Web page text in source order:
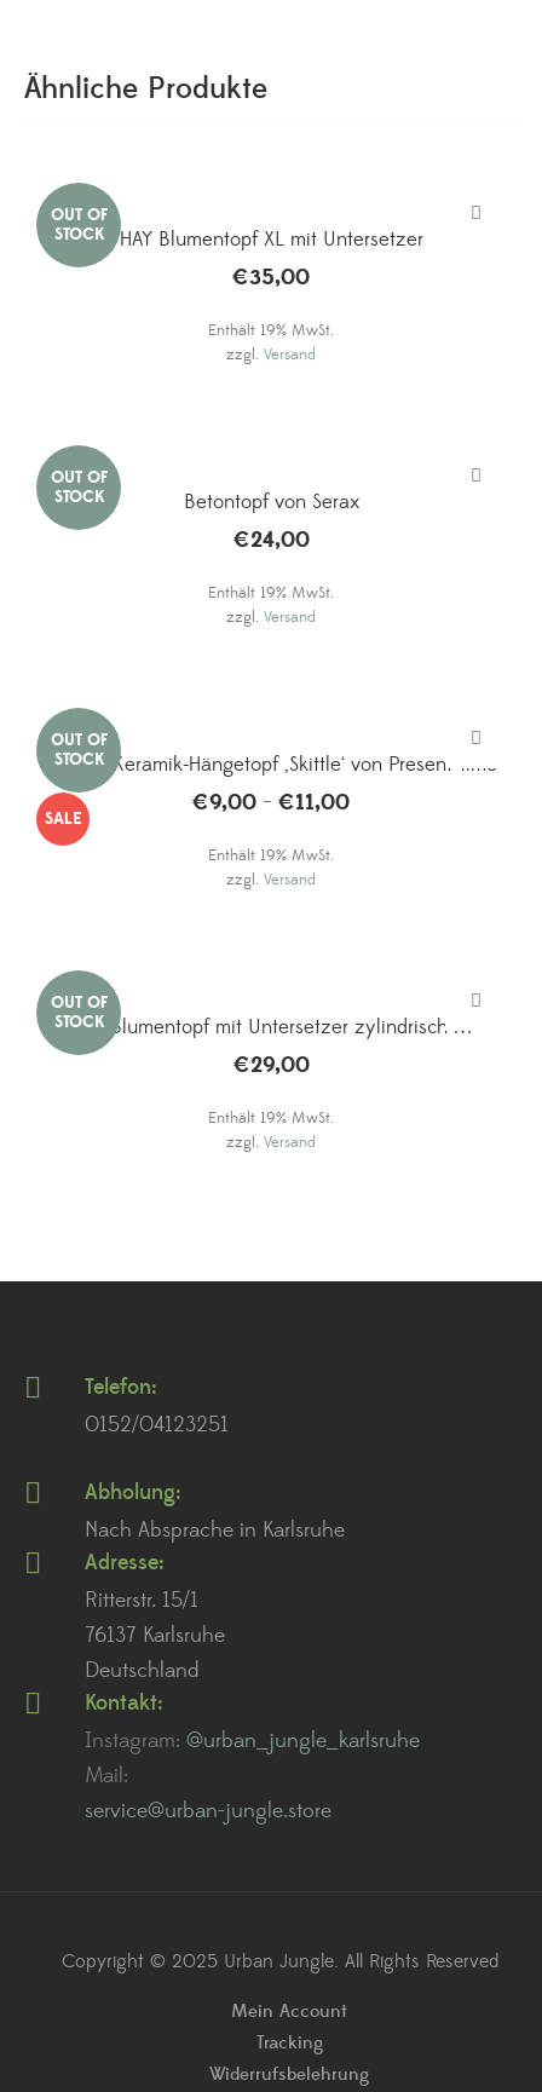
Ähnliche Produkte
HAY Blumentopf XL mit Untersetzer
€35,00
Enthält 19% MwSt.
zzgl. Versand
Betontopf von Serax
€24,00
Enthält 19% MwSt.
zzgl. Versand
SALE
Kleiner Keramik-Hängetopf ‚Skittle‘ von Present Time
€9,00 – €11,00Preisspanne:
Enthält 19% MwSt.
zzgl. Versand
Hay Blumentopf mit Untersetzer zylindrisch M
€29,00
Enthält 19% MwSt.
zzgl. Versand
Telefon:
0152/04123251
Abholung:
Nach Absprache in Karlsruhe
Adresse:
Ritterstr. 15/1
76137 Karlsruhe
Deutschland
Kontakt:
Instagram: @urban_jungle_karlsruhe
Mail:
service@urban-jungle.store
Copyright © 2025 Urban Jungle. All Rights Reserved
Mein Account
Tracking
Widerrufsbelehrung